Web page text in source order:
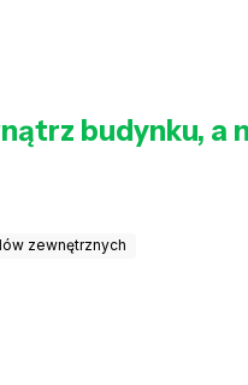
budynku, a
zewnętrznych